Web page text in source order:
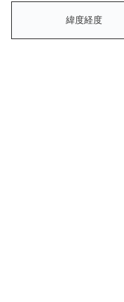
緯度経度